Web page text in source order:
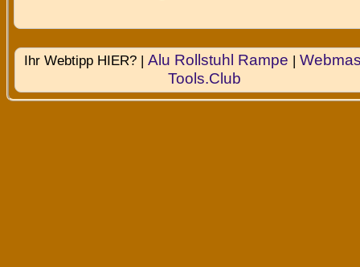
Ihr Webtipp HIER? |Alu Rollstuhl Rampe |
Tools.Club